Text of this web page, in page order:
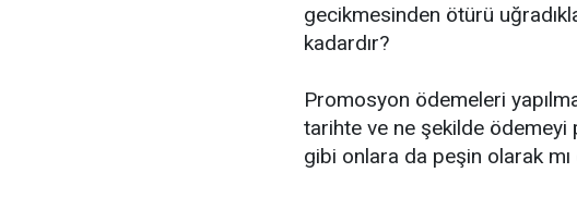
gecikmesinden ötürü
kadardır?
Promosyon ödemeleri
tarihte ve ne şekilde ödemeyi
gibi onlara da peşin olarak